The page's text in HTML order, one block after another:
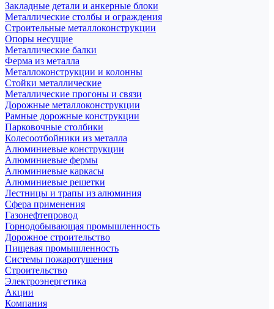
Закладные детали и анкерные блоки
Металлические столбы и ограждения
Строительные металлоконструкции
Опоры несущие
Металлические балки
Ферма из металла
Металлоконструкции и колонны
Стойки металлические
Металлические прогоны и связи
Дорожные металлоконструкции
Рамные дорожные конструкции
Парковочные столбики
Колесоотбойники из металла
Алюминиевые конструкции
Алюминиевые фермы
Алюминиевые каркасы
Алюминиевые решетки
Лестницы и трапы из алюминия
Сфера применения
Газонефтепровод
Горнодобывающая промышленность
Дорожное строительство
Пищевая промышленность
Системы пожаротушения
Строительство
Электроэнергетика
Акции
Компания